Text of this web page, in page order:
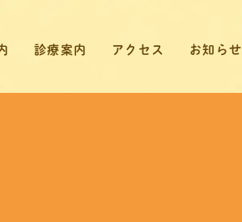
診療案内 アクセス お知らせ